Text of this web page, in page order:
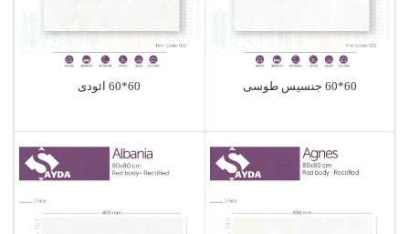
60*60 جنسیس طوسی 60*60 آئودی